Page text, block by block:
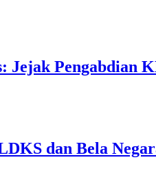
Pengabdian
dan Bela